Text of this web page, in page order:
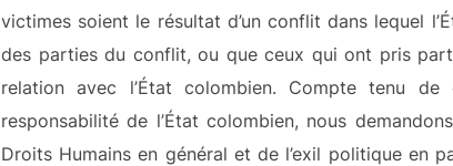
victimes soient le résultat d’un conflit dans lequel
des parties du conflit, ou que ceux qui ont pris
relation avec l’État colombien. Compte tenu
responsabilité de l’État colombien, nous
Droits Humains en général et de l’exil politique en